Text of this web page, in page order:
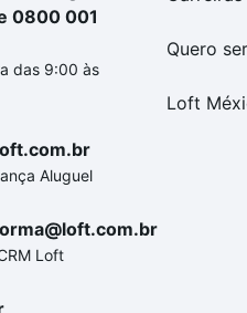
0800 001
das 9:00 às
Aluguel
Loft
Quero
Loft